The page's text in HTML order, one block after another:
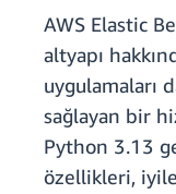
AWS Elastic
altyapı
uygulamaları
sağlayan bir
Python 3.13
özellikleri,